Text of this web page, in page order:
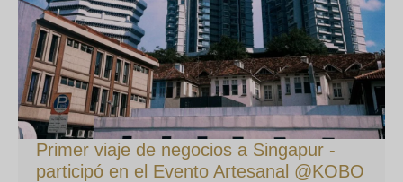
Primer viaje de negocios a Singapur -
participó en el Evento Artesanal @KOBO